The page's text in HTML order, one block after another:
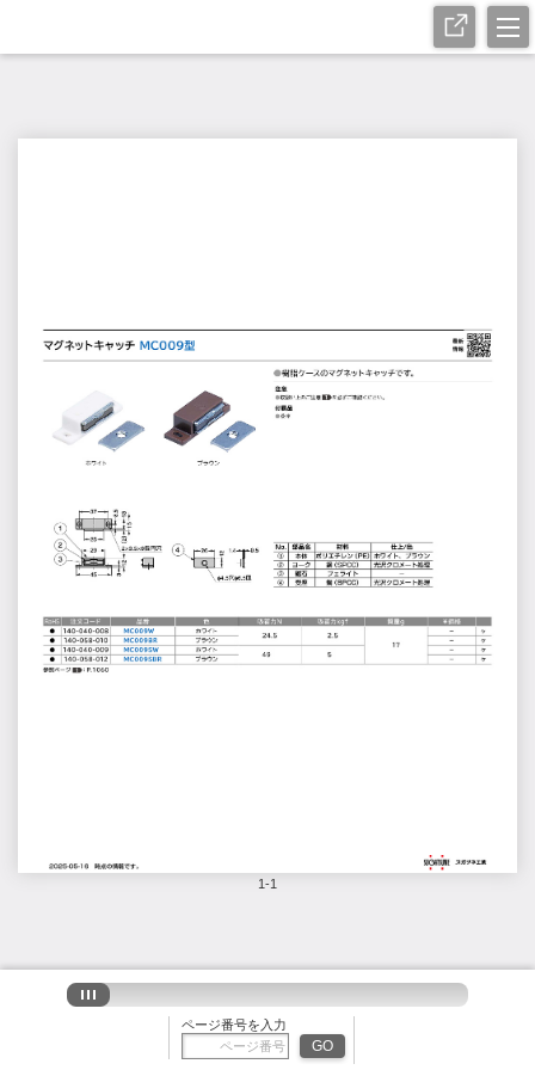
1-1
ページ番号を入力
GO